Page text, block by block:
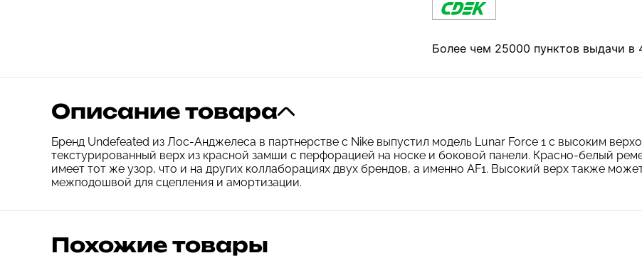
Более чем 25000 пунктов выдачи в
Описание товара
Бренд Undefeated из Лос-Анджелеса в партнерстве с Nike выпустил модель Lunar Force 1 с высоким
текстурированный верх из красной замши с перфорацией на носке и боковой панели. Красно-белый
имеет тот же узор, что и на других коллаборациях двух брендов, а именно AF1. Высокий верх также
межподошвой для сцепления и амортизации.
Похожие товары